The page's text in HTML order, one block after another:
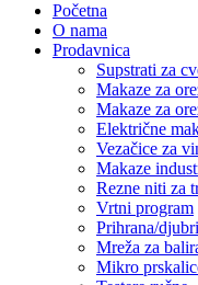
Početna
O nama
Prodavnica
Supstrati za
Makaze za
Makaze za
Električne
Vezačice za
Makaze
Rezne niti za
Vrtni program
Prihrana/
Mreža za
Mikro